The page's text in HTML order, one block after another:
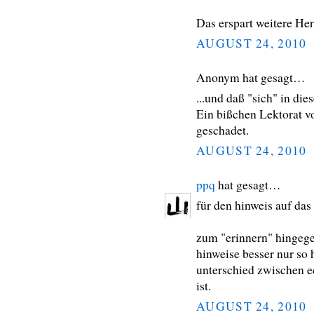
Das erspart weitere
AUGUST 24, 2010
Anonym hat gesagt…
...und daß "sich" in
Ein bißchen Lektorat
geschadet.
AUGUST 24, 2010
ppq hat gesagt…
für den hinweis auf
zum "erinnern"
hinweise besser nur so
unterschied zwischen
ist.
AUGUST 24, 2010